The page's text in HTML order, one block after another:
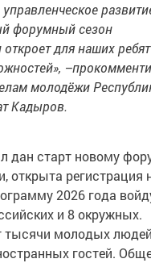
форумный сезон
для наших
молодёжи
Кадыров.
дан старт новому
открыта регистрация
2026 года
и 8 окружных.
тысячи молодых
гостей.